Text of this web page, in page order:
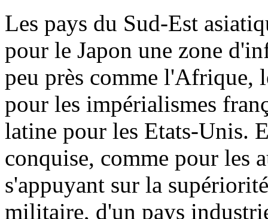
Les pays du Sud-Est
pour le Japon une zone
peu près comme l'Afrique,
pour les impérialismes
latine pour les Etats-Unis.
conquise, comme pour les
s'appuyant sur la
militaire, d'un pays